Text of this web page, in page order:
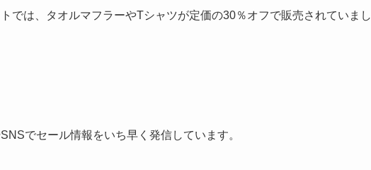
では、タオルマフラーやTシャツが定価の30％オフで販売されていまし
でセール情報をいち早く発信しています。